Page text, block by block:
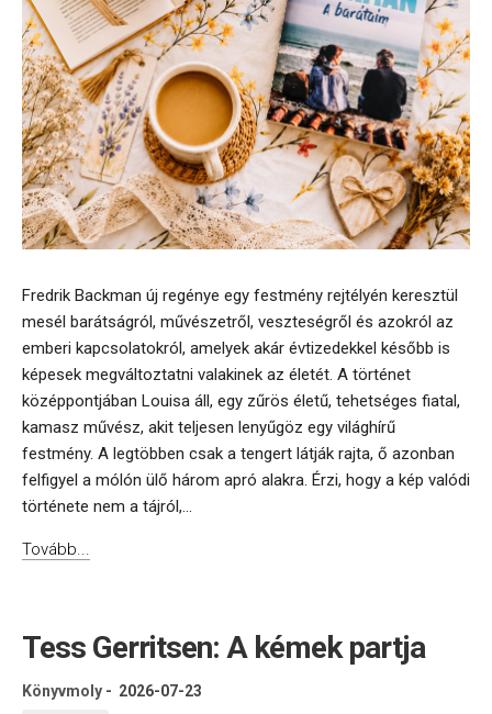
Fredrik Backman új regénye egy festmény rejtélyén keresztül
mesél barátságról, művészetről, veszteségről és azokról az
emberi kapcsolatokról, amelyek akár évtizedekkel később is
képesek megváltoztatni valakinek az életét. A történet
középpontjában Louisa áll, egy zűrös életű, tehetséges fiatal,
kamasz művész, akit teljesen lenyűgöz egy világhírű
festmény. A legtöbben csak a tengert látják rajta, ő azonban
felfigyel a mólón ülő három apró alakra. Érzi, hogy a kép valódi
története nem a tájról,...
Tovább...
Tess Gerritsen: A kémek partja
Könyvmoly - 2026-07-23